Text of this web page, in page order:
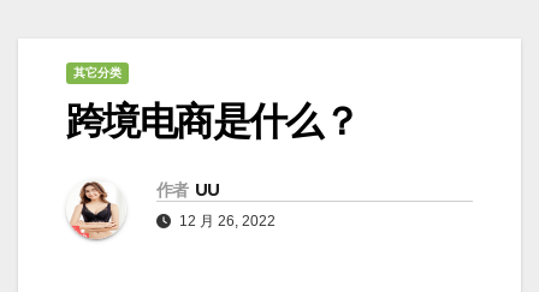
其它分类
跨境电商是什么？
作者 UU
12 月 26, 2022